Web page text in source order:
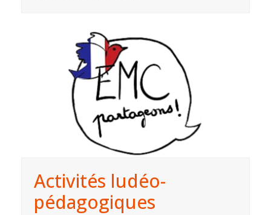
Activités ludéo-
pédagogiques